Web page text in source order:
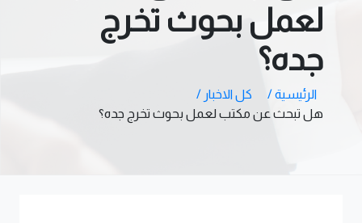
لعمل بحوث تخرج
جده؟
الرئيسية /
كل الاخبار /
هل تبحث عن مكتب لعمل بحوث تخرج جده؟